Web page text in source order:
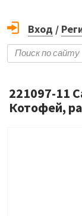
Вход /
221097-11
Котофей,